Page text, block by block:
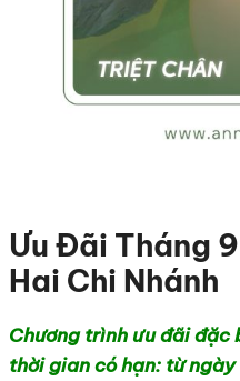
Ưu Đãi Tháng
Hai Chi Nhánh
Chương trình ưu đãi
thời gian có hạn: từ